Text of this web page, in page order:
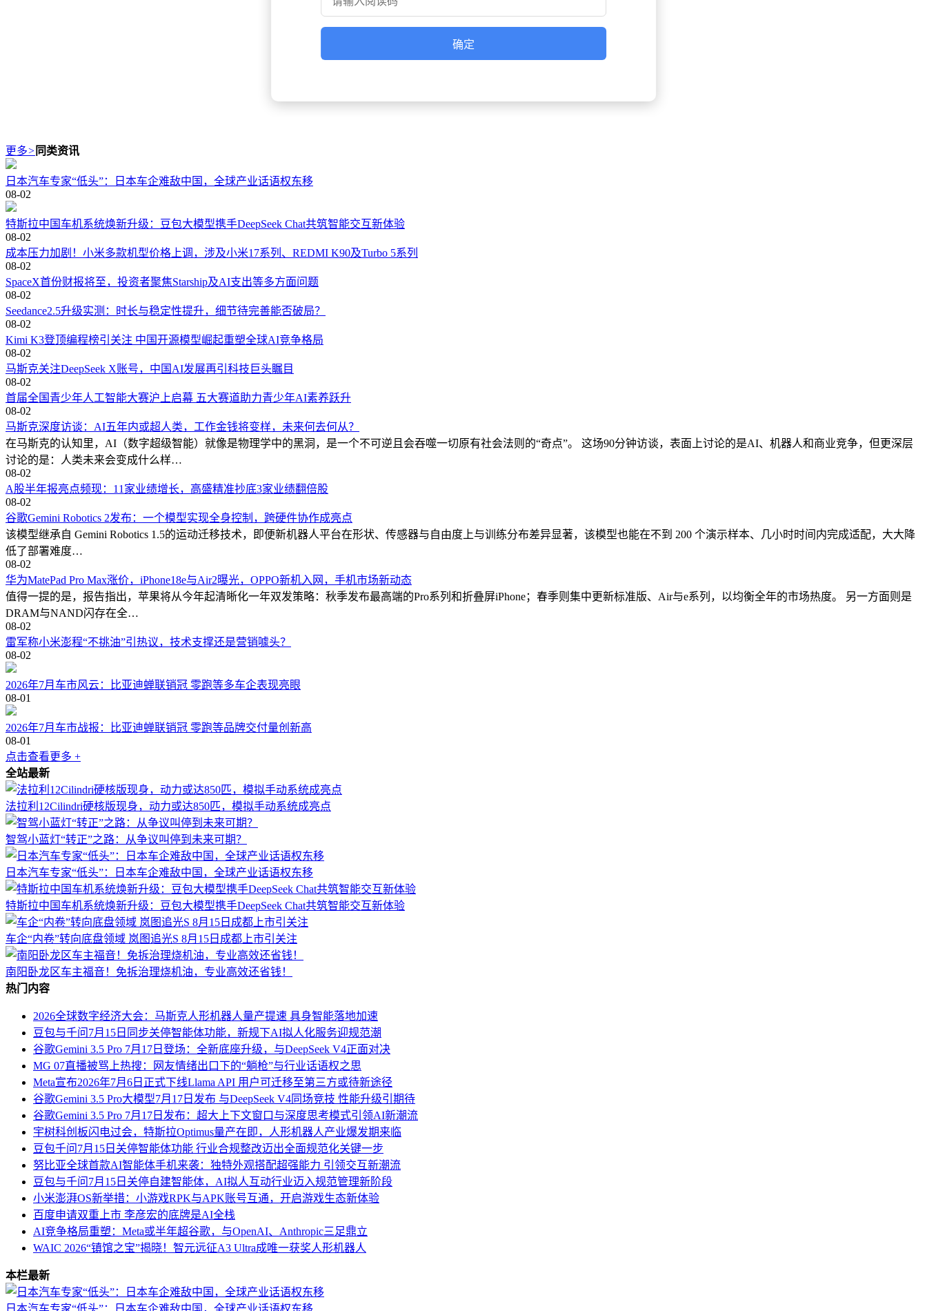
确定
更多> 同类资讯
日本汽车专家“低头”：日本车企难敌中国，全球产业话语权东移
08-02
特斯拉中国车机系统焕新升级：豆包大模型携手DeepSeek Chat共筑智能交互新体验
08-02
成本压力加剧！小米多款机型价格上调，涉及小米17系列、REDMI K90及Turbo 5系列
08-02
SpaceX首份财报将至，投资者聚焦Starship及AI支出等多方面问题
08-02
Seedance2.5升级实测：时长与稳定性提升，细节待完善能否破局？
08-02
Kimi K3登顶编程榜引关注 中国开源模型崛起重塑全球AI竞争格局
08-02
马斯克关注DeepSeek X账号，中国AI发展再引科技巨头瞩目
08-02
首届全国青少年人工智能大赛沪上启幕 五大赛道助力青少年AI素养跃升
08-02
马斯克深度访谈：AI五年内或超人类，工作金钱将变样，未来何去何从？
在马斯克的认知里，AI（数字超级智能）就像是物理学中的黑洞，是一个不可逆且会吞噬一切原有社会法则的“奇点”。 这场90分钟访谈，表面上讨论的是AI、机器人和商业竞争，但更深层
讨论的是：人类未来会变成什么样…
08-02
A股半年报亮点频现：11家业绩增长，高盛精准抄底3家业绩翻倍股
08-02
谷歌Gemini Robotics 2发布：一个模型实现全身控制，跨硬件协作成亮点
该模型继承自 Gemini Robotics 1.5的运动迁移技术，即便新机器人平台在形状、传感器与自由度上与训练分布差异显著，该模型也能在不到 200 个演示样本、几小时时间内完成适配，大大降
低了部署难度…
08-02
华为MatePad Pro Max涨价，iPhone18e与Air2曝光，OPPO新机入网，手机市场新动态
值得一提的是，报告指出，苹果将从今年起清晰化一年双发策略：秋季发布最高端的Pro系列和折叠屏iPhone；春季则集中更新标准版、Air与e系列，以均衡全年的市场热度。 另一方面则是
DRAM与NAND闪存在全…
08-02
雷军称小米澎程“不挑油”引热议，技术支撑还是营销噱头？
08-02
2026年7月车市风云：比亚迪蝉联销冠 零跑等多车企表现亮眼
08-01
2026年7月车市战报：比亚迪蝉联销冠 零跑等品牌交付量创新高
08-01
点击查看更多 +
全站最新
法拉利12Cilindri硬核版现身，动力或达850匹，模拟手动系统成亮点
智驾小蓝灯“转正”之路：从争议叫停到未来可期？
日本汽车专家“低头”：日本车企难敌中国，全球产业话语权东移
特斯拉中国车机系统焕新升级：豆包大模型携手DeepSeek Chat共筑智能交互新体验
车企“内卷”转向底盘领域 岚图追光S 8月15日成都上市引关注
南阳卧龙区车主福音！免拆治理烧机油，专业高效还省钱！
热门内容
2026全球数字经济大会：马斯克人形机器人量产提速 具身智能落地加速
豆包与千问7月15日同步关停智能体功能，新规下AI拟人化服务迎规范潮
谷歌Gemini 3.5 Pro 7月17日登场：全新底座升级，与DeepSeek V4正面对决
MG 07直播被骂上热搜：网友情绪出口下的“躺枪”与行业话语权之思
Meta宣布2026年7月6日正式下线Llama API 用户可迁移至第三方或待新途径
谷歌Gemini 3.5 Pro大模型7月17日发布 与DeepSeek V4同场竞技 性能升级引期待
谷歌Gemini 3.5 Pro 7月17日发布：超大上下文窗口与深度思考模式引领AI新潮流
宇树科创板闪电过会，特斯拉Optimus量产在即，人形机器人产业爆发期来临
豆包千问7月15日关停智能体功能 行业合规整改迈出全面规范化关键一步
努比亚全球首款AI智能体手机来袭：独特外观搭配超强能力 引领交互新潮流
豆包与千问7月15日关停自建智能体，AI拟人互动行业迈入规范管理新阶段
小米澎湃OS新举措：小游戏RPK与APK账号互通，开启游戏生态新体验
百度申请双重上市 李彦宏的底牌是AI全栈
AI竞争格局重塑：Meta或半年超谷歌，与OpenAI、Anthropic三足鼎立
WAIC 2026“镇馆之宝”揭晓！智元远征A3 Ultra成唯一获奖人形机器人
本栏最新
日本汽车专家“低头”：日本车企难敌中国，全球产业话语权东移